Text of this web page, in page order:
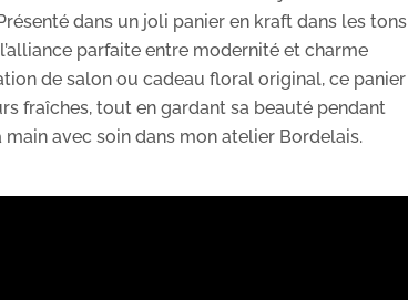
dans un joli panier en kraft dans les tons
parfaite entre modernité et charme
de salon ou cadeau floral original, ce panier
fraîches, tout en gardant sa beauté pendant
avec soin dans mon atelier Bordelais.